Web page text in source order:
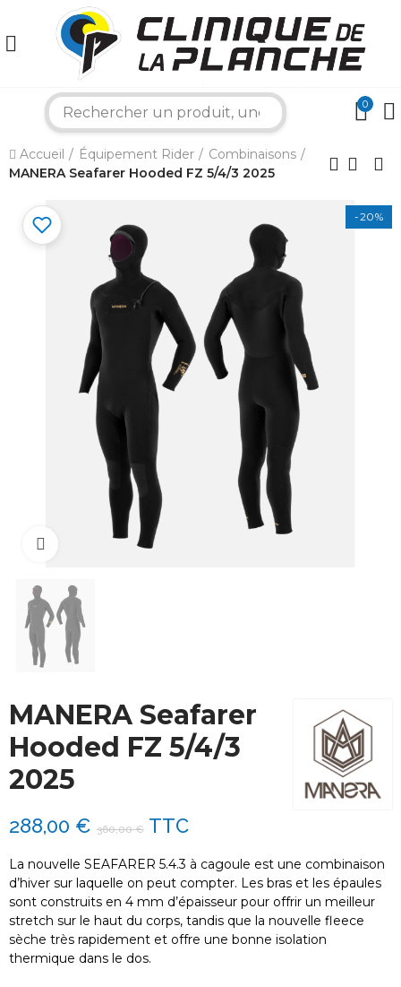
0
Accueil Équipement Rider
Combinaisons
MANERA Seafarer Hooded FZ 5/4/3 2025
-20%
Cliquez pour agrandir
MANERA Seafarer
Hooded FZ 5/4/3
2025
288,00 € 360,00 € TTC
La nouvelle SEAFARER 5.4.3 à cagoule est une combinaison
d’hiver sur laquelle on peut compter. Les bras et les épaules
sont construits en 4 mm d’épaisseur pour offrir un meilleur
stretch sur le haut du corps, tandis que la nouvelle fleece
sèche très rapidement et offre une bonne isolation
thermique dans le dos.
×
Bonjour ! Je suis votre expert nautique.